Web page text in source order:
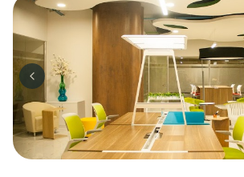
Previous slide